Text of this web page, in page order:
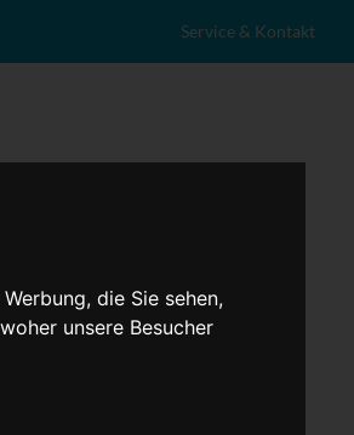
die Sie sehen,
unsere Besucher
Service & Kontakt